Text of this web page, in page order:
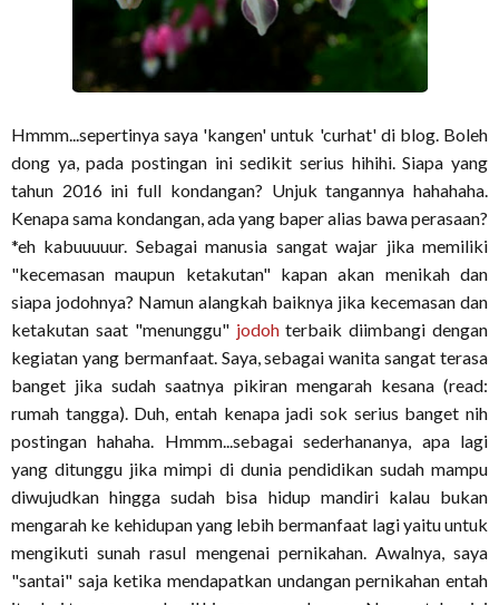
Hmmm...sepertinya saya 'kangen' untuk 'curhat' di blog. Boleh
dong ya, pada postingan ini sedikit serius hihihi. Siapa yang
tahun 2016 ini full kondangan? Unjuk tangannya hahahaha.
Kenapa sama kondangan, ada yang baper alias bawa perasaan?
*eh kabuuuuur. Sebagai manusia sangat wajar jika memiliki
"kecemasan maupun ketakutan" kapan akan menikah dan
siapa jodohnya? Namun alangkah baiknya jika kecemasan dan
ketakutan saat "menunggu" jodohterbaik diimbangi dengan
kegiatan yang bermanfaat. Saya, sebagai wanita sangat terasa
banget jika sudah saatnya pikiran mengarah kesana (read:
rumah tangga). Duh, entah kenapa jadi sok serius banget nih
postingan hahaha. Hmmm...sebagai sederhananya, apa lagi
yang ditunggu jika mimpi di dunia pendidikan sudah mampu
diwujudkan hingga sudah bisa hidup mandiri kalau bukan
mengarah ke kehidupan yang lebih bermanfaat lagi yaitu untuk
mengikuti sunah rasul mengenai pernikahan. Awalnya, saya
"santai" saja ketika mendapatkan undangan pernikahan entah